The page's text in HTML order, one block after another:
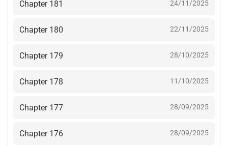
Chapter 181 24/11/2025
Chapter 180 22/11/2025
Chapter 179 28/10/2025
Chapter 178 11/10/2025
Chapter 177 28/09/2025
Chapter 176 28/09/2025